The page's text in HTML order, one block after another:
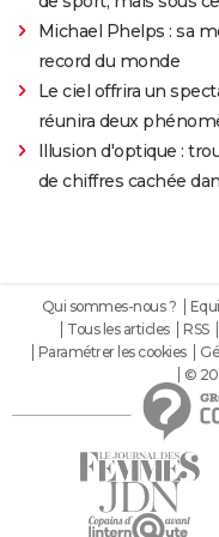
Michael Phelps : sa
record du monde
Le ciel offrira un
réunira deux
Illusion d'optique :
de chiffres cachée
Qui sommes-nous ?
Tous les articles
RSS
Paramétrer les cookies
©